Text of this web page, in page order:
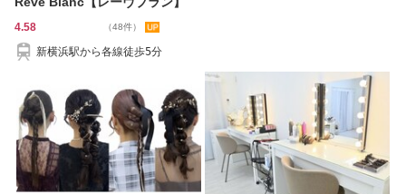
4.58 （48件）
新横浜駅から各線徒歩5分